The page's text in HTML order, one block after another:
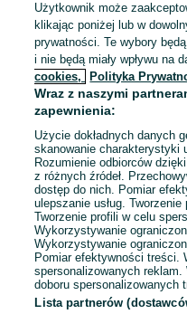
To ogłoszenie
Przejdź
Użytkownik może
klikając poniżej lub w
prywatności. Te wybory
i nie będą miały wpływu na
cookies,
Polityka
Wraz z naszymi
zapewnienia:
Użycie dokładnych danych
skanowanie charakterystyki
Rozumienie odbiorców
z różnych źródeł.
dostęp do nich. Pomiar
ulepszanie usług.
Tworzenie profili w celu
Wykorzystywanie
Wykorzystywanie
Pomiar efektywności treści.
spersonalizowanych
doboru spersonalizowanych
Lista partnerów